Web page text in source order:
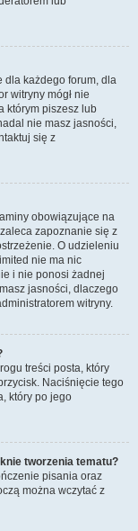
dla każdego forum, dla
witryny mógł nie
którym piszesz lub
nie masz jasności,
się z
obowiązujące na
zapoznanie się z
O udzieleniu
nie ma nic
i nie ponosi żadnej
jasności, dlaczego
witryny.
treści posta, który
Naciśnięcie tego
który po jego
tworzenia tematu?
pisania oraz
można wczytać z